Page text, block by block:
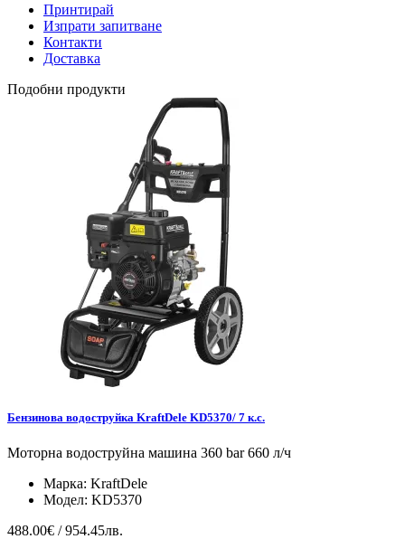
Принтирай
Изпрати запитване
Контакти
Доставка
Подобни продукти
Бензинова водоструйка KraftDele KD5370/ 7 к.с.
Моторна водоструйна машина 360 bar 660 л/ч
Марка: KraftDele
Модел: KD5370
488.00€ / 954.45лв.